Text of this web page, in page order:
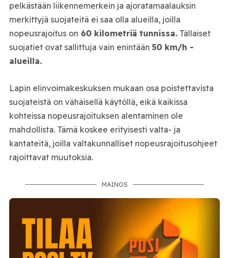
pelkästään liikennemerkein ja ajoratamaalauksin
merkittyjä suojateitä ei saa olla alueilla, joilla
nopeusrajoitus on 60 kilometriä tunnissa.Tällaiset
suojatiet ovat sallittuja vain enintään 50 km/h -
alueilla.
Lapin elinvoimakeskuksen mukaan osa poistettavista
suojateistä on vähäisellä käytöllä, eikä kaikissa
kohteissa nopeusrajoituksen alentaminen ole
mahdollista. Tämä koskee erityisesti valta- ja
kantateitä, joilla valtakunnalliset nopeusrajoitusohjeet
rajoittavat muutoksia.
MAINOS